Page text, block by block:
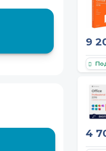
9
4